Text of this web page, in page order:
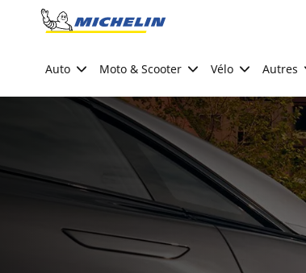
Go to page content
Auto Moto & Scooter Vélo Autres